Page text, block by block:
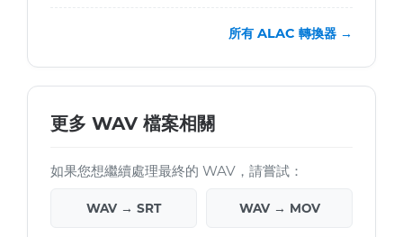
所有 ALAC 轉換器 →
更多 WAV 檔案相關
如果您想繼續處理最終的 WAV，請嘗試：
WAV → SRT WAV → MOV